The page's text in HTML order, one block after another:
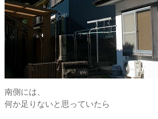
南側には、
何か足りないと思っていたら